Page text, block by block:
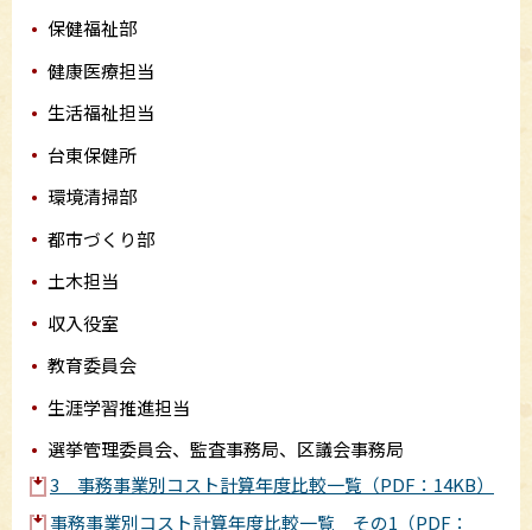
保健福祉部
健康医療担当
生活福祉担当
台東保健所
環境清掃部
都市づくり部
土木担当
収入役室
教育委員会
生涯学習推進担当
選挙管理委員会、監査事務局、区議会事務局
3 事務事業別コスト計算年度比較一覧（PDF：14KB）
事務事業別コスト計算年度比較一覧 その1（PDF：